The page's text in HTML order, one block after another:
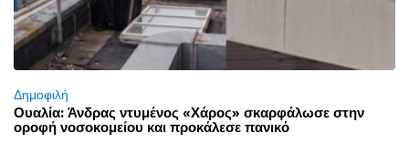
Δημοφιλή
Ουαλία: Άνδρας ντυμένος «Χάρος» σκαρφάλωσε στην
οροφή νοσοκομείου και προκάλεσε πανικό